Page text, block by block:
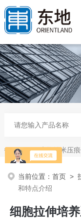
热门关键词：生物纳米压痕仪，表面力仪，生物力学试
当前位置：首页 >
和特点介绍
细胞拉伸培